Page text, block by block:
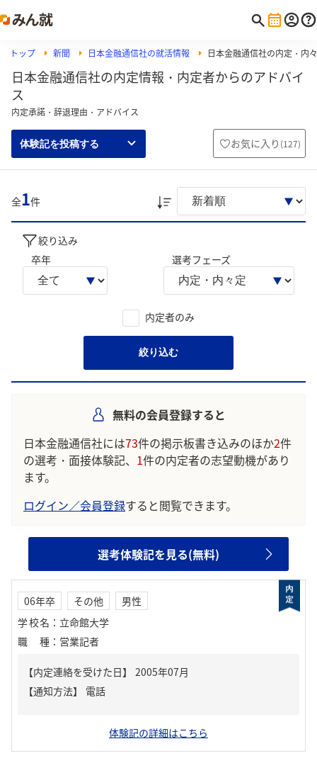
トップ 新聞 日本金融通信社の就活情報 日本金融通信社の内定・内
日本金融通信社の内定情報・内定者からのアドバイ
ス
内定承諾・辞退理由・アドバイス
体験記を投稿する お気に入り (127)
全1件
絞り込み
卒年
選考フェーズ
内定者のみ
絞り込む
無料の会員登録すると
日本金融通信社には73件の掲示板書き込みのほか2件
の選考・面接体験記、 1件の内定者の志望動機があり
ます。
ログイン／会員登録すると閲覧できます。
選考体験記を見る(無料)
06年卒 その他
男性
学校名 ： 立命館大学
職種 ： 営業記者
【内定連絡を受けた日】
2005年07月
【通知方法】
電話
体験記の詳細はこちら